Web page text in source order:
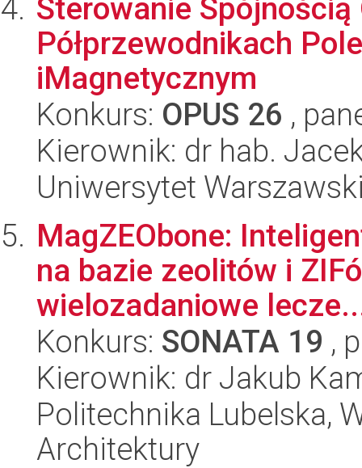
Sterowanie
Półprzewodnikach
iMagnetycznym
Konkurs: OPUS 26 ,
Kierownik: dr hab.
Uniwersytet
MagZEObone:
na bazie zeolitów i
wielozadaniowe
Konkurs: SONATA 19 ,
Kierownik: dr Jakub
Politechnika Lubelska,
Architektury